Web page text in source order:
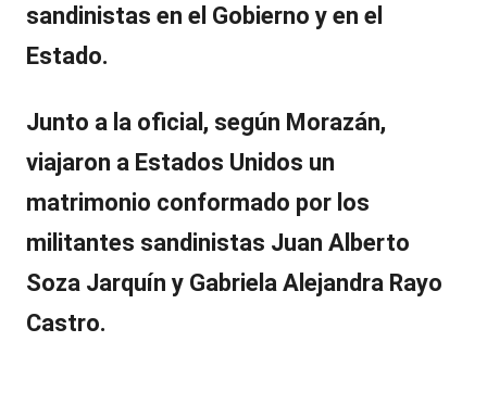
sandinistas en el Gobierno y en el
Estado.
Junto a la oficial, según Morazán,
viajaron a Estados Unidos un
matrimonio conformado por los
militantes sandinistas Juan Alberto
Soza Jarquín y Gabriela Alejandra Rayo
Castro.